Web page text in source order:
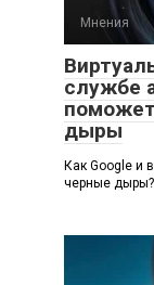
Мнения
службе
дыры
Как Google и
черные